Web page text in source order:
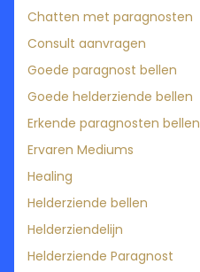
Chatten met paragnosten
Consult aanvragen
Goede paragnost bellen
Goede helderziende bellen
Erkende paragnosten bellen
Ervaren Mediums
Healing
Helderziende bellen
Helderziendelijn
Helderziende Paragnost